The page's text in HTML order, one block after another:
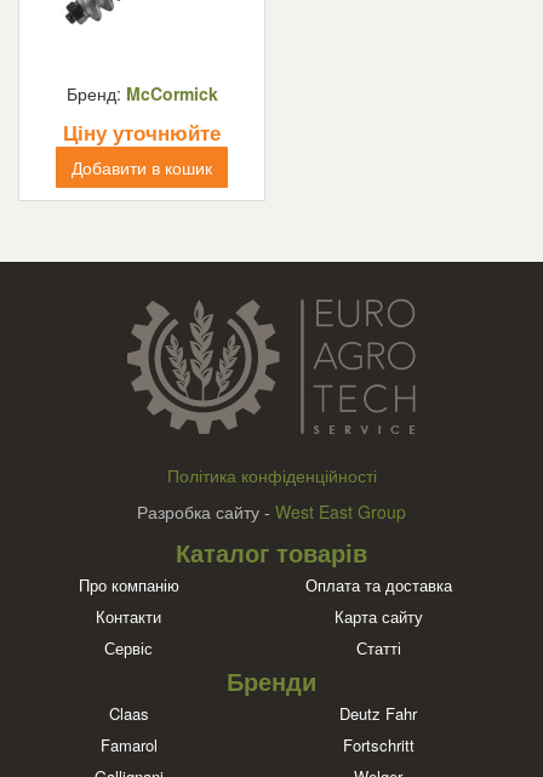
Бренд: McCormick
Ціну уточнюйте
Добавити в кошик
Політика конфіденційності
Разробка сайту - West East Group
Каталог товарів
Про компанію
Оплата та доставка
Контакти
Карта сайту
Сервіс
Статті
Бренди
Claas
Deutz Fahr
Famarol
Fortschritt